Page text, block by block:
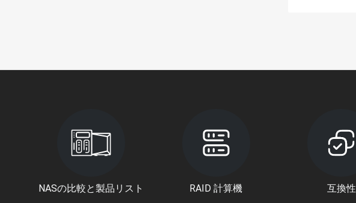
NASの比較と製品リスト RAID 計算機 互換性